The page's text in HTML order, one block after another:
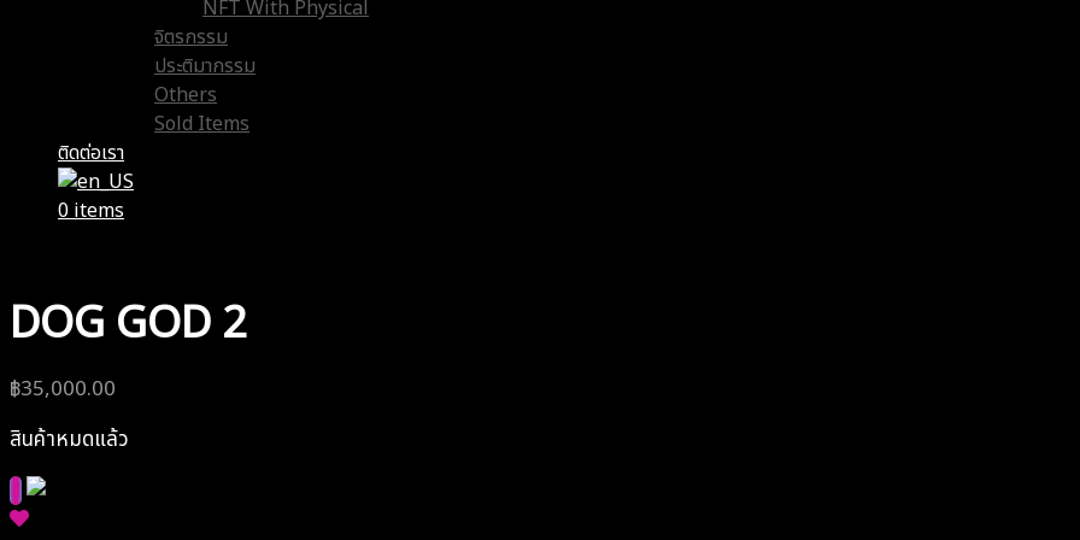
NFT With Physical
จิตรกรรม
ประติมากรรม
Others
Sold Items
ติดต่อเรา
0 items
DOG GOD 2
฿35,000.00
สินค้าหมดแล้ว